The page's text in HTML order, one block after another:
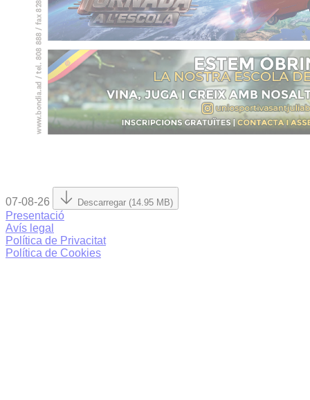
07-08-26 Descarregar (14.95 MB)
Presentació
Avís legal
Política de Privacitat
Política de Cookies